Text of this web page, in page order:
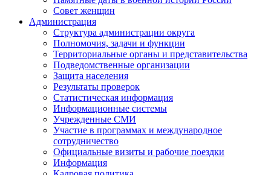
Совет женщин
Администрация
Структура администрации округа
Полномочия, задачи и функции
Территориальные органы и представительства
Подведомственные организации
Защита населения
Результаты проверок
Статистическая информация
Информационные системы
Учрежденные СМИ
Участие в программах и международное
сотрудничество
Официальные визиты и рабочие поездки
Информация